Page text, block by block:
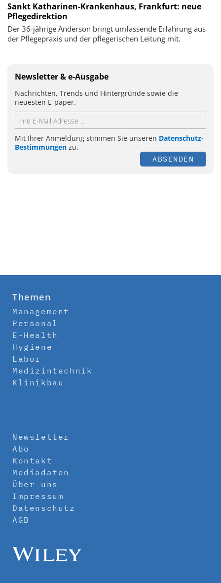
Sankt Katharinen-Krankenhaus, Frankfurt: neue
Pflegedirektion
Der 36-jährige Anderson bringt umfassende Erfahrung aus
der Pflegepraxis und der pflegerischen Leitung mit.
Newsletter & e-Ausgabe
Nachrichten, Trends und Hintergründe sowie die
neuesten E-paper.
Mit Ihrer Anmeldung stimmen Sie unseren Datenschutz-
Bestimmungen zu.
ABSENDEN
Themen
Management
Personal
E-Health
Hygiene
Labor
Medizintechnik
Klinikbau
Newsletter
Abo
Kontakt
Mediadaten
Über uns
Impressum
Datenschutz
AGB